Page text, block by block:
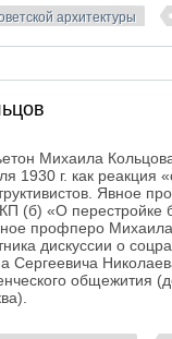
архитектуры
Михаила
1930 г. как реакция
Явное
(б) «О перестройке
профперо Михаила
дискуссии о
Сергеевича
общежития